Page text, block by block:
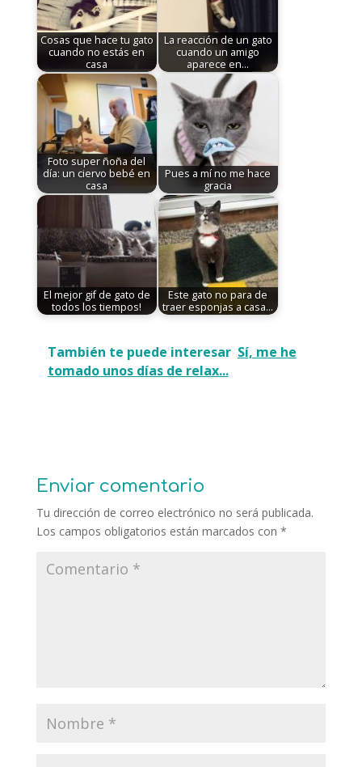
Cosas que hace tu gato
cuando no estás en
casa
La reacción de un gato
cuando un amigo
aparece en…
Foto super ñoña del
día: un ciervo bebé en
casa
Pues a mí no me hace
gracia
El mejor gif de gato de
todos los tiempos!
Este gato no para de
traer esponjas a casa...
También te puede interesar Sí, me he
tomado unos días de relax...
Enviar comentario
Tu dirección de correo electrónico no será publicada.
Los campos obligatorios están marcados con *